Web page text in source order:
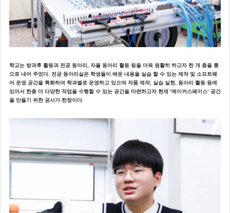
학교는 방과후 활동과 전공 동아리, 자율 동아리 활동 등을 더욱 원활히 하고자 한 개 층을 통
으로 내어 주었다. 전공 동아리실은 학생들이 배운 내용을 실습 할 수 있는 제작 및 소프트웨
어 운영 공간을 특화하여 학과별로 운영하고 있으며 작품 제작, 실습 실현, 동아리 활동 등에
있어서 한층 더 다양한 작업을 수행할 수 있는 공간을 마련하고자 현재 ‘메이커스페이스’ 공간
을 만들기 위한 공사가 한창이다.